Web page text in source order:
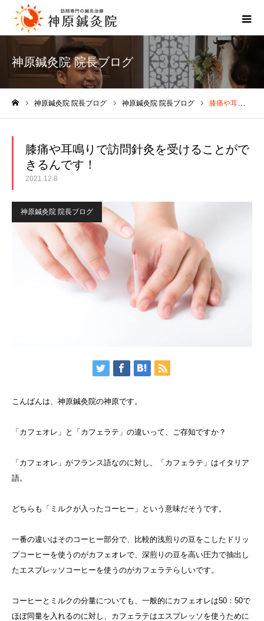
神原鍼灸院 院長ブログ
神原鍼灸院 院長ブログ 神原鍼灸院 院長ブログ 膝痛や耳鳴りで訪問針灸を受けることができるんです！
膝痛や耳鳴りで訪問針灸を受けることがで
きるんです！
2021.12.8
神原鍼灸院 院長ブログ
こんばんは、神原鍼灸院の神原です。
「カフェオレ」と「カフェラテ」の違いって、ご存知ですか？
「カフェオレ」がフランス語なのに対し、「カフェラテ」はイタリア
語。
どちらも「ミルクが入ったコーヒー」という意味だそうです。
一番の違いはそのコーヒー部分で、比較的浅煎りの豆をこしたドリッ
プコーヒーを使うのがカフェオレで、深煎りの豆を高い圧力で抽出し
たエスプレッソコーヒーを使うのがカフェラテらしいです。
コーヒーとミルクの分量についても、一般的にカフェオレは50：50で
ほぼ同量を入れるのに対し、カフェラテはエスプレッソを使うために